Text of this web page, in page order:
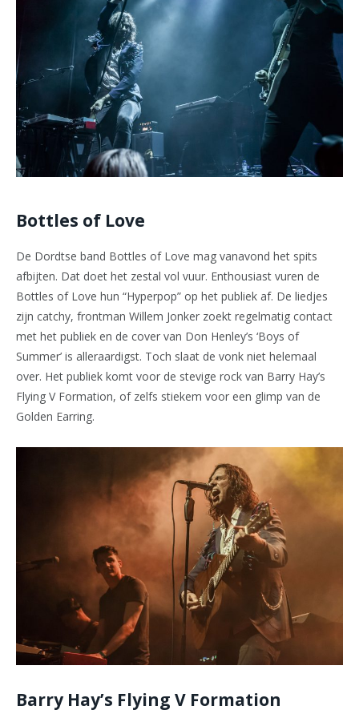
Bottles of Love
De Dordtse band Bottles of Love mag vanavond het spits
afbijten. Dat doet het zestal vol vuur. Enthousiast vuren de
Bottles of Love hun “Hyperpop” op het publiek af. De liedjes
zijn catchy, frontman Willem Jonker zoekt regelmatig contact
met het publiek en de cover van Don Henley’s ‘Boys of
Summer’ is alleraardigst. Toch slaat de vonk niet helemaal
over. Het publiek komt voor de stevige rock van Barry Hay’s
Flying V Formation, of zelfs stiekem voor een glimp van de
Golden Earring.
Barry Hay’s Flying V Formation